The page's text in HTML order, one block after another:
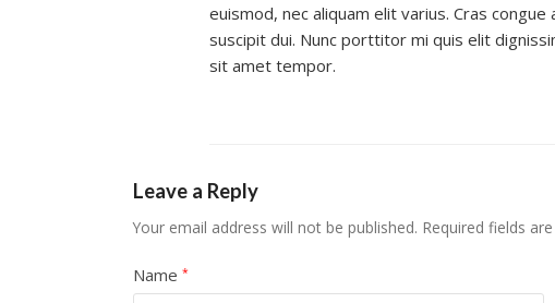
euismod, nec aliquam elit varius. Cras
suscipit dui. Nunc porttitor mi quis elit
sit amet tempor.
Leave a Reply
Your email address will not be published. Required fields
Name *